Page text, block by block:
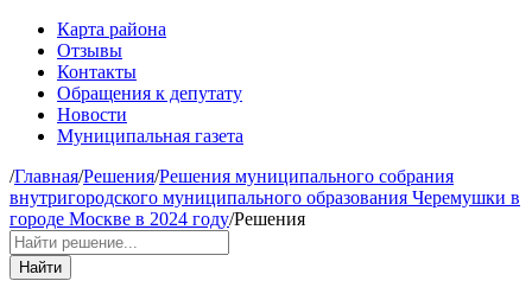
Карта района
Отзывы
Контакты
Обращения к депутату
Новости
Муниципальная газета
/Главная/Решения/Решения муниципального собрания
внутригородского муниципального образования Черемушки в
городе Москве в 2024 году/Решения
Найти